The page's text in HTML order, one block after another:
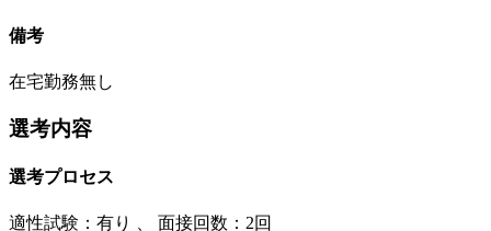
備考
在宅勤務無し
選考内容
選考プロセス
適性試験： 有り 、 面接回数：2回